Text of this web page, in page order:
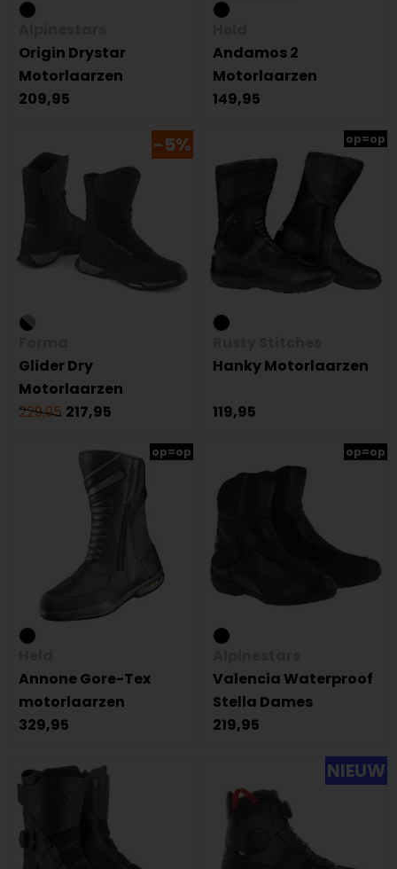
Origin Drystar
Motorlaarzen
209,95
Andamos 2
Motorlaarzen
149,95
-5%
Glider Dry
Motorlaarzen
229,95 217,95
op=op
Hanky Motorlaarzen
119,95
op=op
Annone Gore-Tex
motorlaarzen
329,95
op=op
Valencia Waterproof
Stella Dames
219,95
NIEUW